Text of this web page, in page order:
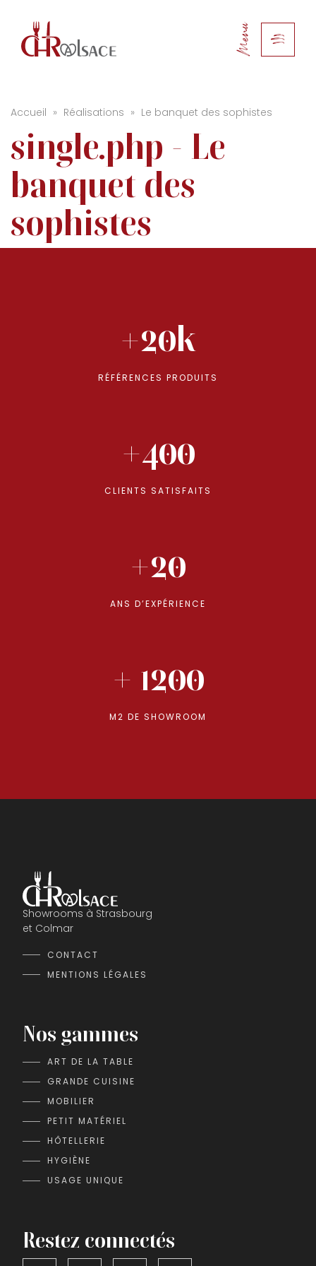
Menu
Accueil » Réalisations » Le banquet des sophistes
single.php - Le
banquet des
sophistes
+20k
RÉFÉRENCES PRODUITS
+400
CLIENTS SATISFAITS
+20
ANS D’EXPÉRIENCE
+ 1200
M2 DE SHOWROOM
Showrooms à Strasbourg
et Colmar
CONTACT
MENTIONS LÉGALES
Nos gammes
ART DE LA TABLE
GRANDE CUISINE
MOBILIER
PETIT MATÉRIEL
HÔTELLERIE
HYGIÈNE
USAGE UNIQUE
Restez connectés